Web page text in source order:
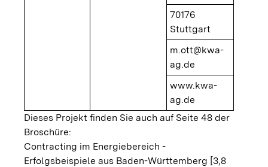
70176
Stuttgart
m.ott@kwa-
ag.de
www.kwa-
ag.de
Dieses Projekt finden Sie auch auf Seite 48 der
Broschüre:
Contracting im Energiebereich -
Erfolgsbeispiele aus Baden-Württemberg [3,8